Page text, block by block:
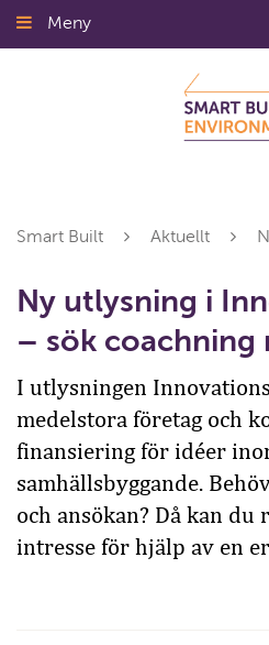
Gå
till
Meny
Smart Built Aktuellt
Ny utlysning i
– sök coachning
I utlysningen
medelstora företag och
finansiering för idéer
samhällsbyggande.
och ansökan? Då kan du
intresse för hjälp av en